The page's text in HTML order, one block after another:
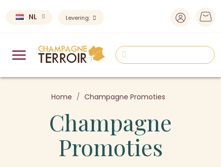
NL Levering:
Home Champagne Promoties
Champagne
Promoties